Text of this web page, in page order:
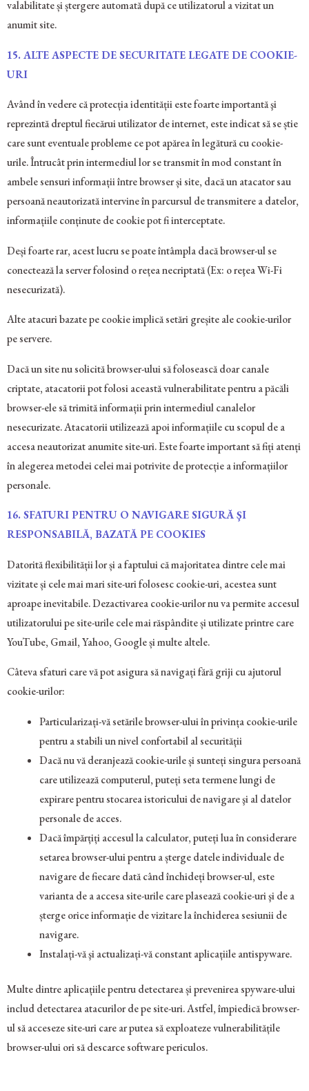
valabilitate și ștergere automată după ce utilizatorul a vizitat un
anumit site.
15. ALTE ASPECTE DE SECURITATE LEGATE DE COOKIE-
URI
Având în vedere că protecția identității este foarte importantă şi
reprezintă dreptul fiecărui utilizator de internet, este indicat să se știe
care sunt eventuale probleme ce pot apărea în legătură cu cookie-
urile. Întrucât prin intermediul lor se transmit în mod constant în
ambele sensuri informații între browser și site, dacă un atacator sau
persoană neautorizată intervine în parcursul de transmitere a datelor,
informațiile conținute de cookie pot fi interceptate.
Deși foarte rar, acest lucru se poate întâmpla dacă browser-ul se
conectează la server folosind o rețea necriptată (Ex: o reţea Wi-Fi
nesecurizată).
Alte atacuri bazate pe cookie implică setări greșite ale cookie-urilor
pe servere.
Dacă un site nu solicită browser-ului să folosească doar canale
criptate, atacatorii pot folosi această vulnerabilitate pentru a păcăli
browser-ele să trimită informații prin intermediul canalelor
nesecurizate. Atacatorii utilizează apoi informațiile cu scopul de a
accesa neautorizat anumite site-uri. Este foarte important să fiți atenți
în alegerea metodei celei mai potrivite de protecție a informațiilor
personale.
16. SFATURI PENTRU O NAVIGARE SIGURĂ ŞI
RESPONSABILĂ, BAZATĂ PE COOKIES
Datorită flexibilității lor și a faptului că majoritatea dintre cele mai
vizitate și cele mai mari site-uri folosesc cookie-uri, acestea sunt
aproape inevitabile. Dezactivarea cookie-urilor nu va permite accesul
utilizatorului pe site-urile cele mai răspândite și utilizate printre care
YouTube, Gmail, Yahoo, Google și multe altele.
Câteva sfaturi care vă pot asigura să navigați fără griji cu ajutorul
cookie-urilor:
Particularizați-vă setările browser-ului în privința cookie-urile
pentru a stabili un nivel confortabil al securității
Dacă nu vă deranjează cookie-urile și sunteți singura persoană
care utilizează computerul, puteți seta termene lungi de
expirare pentru stocarea istoricului de navigare şi al datelor
personale de acces.
Dacă împărțiți accesul la calculator, puteți lua în considerare
setarea browser-ului pentru a șterge datele individuale de
navigare de fiecare dată când închideți browser-ul, este
varianta de a accesa site-urile care plasează cookie-uri şi de a
șterge orice informație de vizitare la închiderea sesiunii de
navigare.
Instalați-vă şi actualizați-vă constant aplicațiile antispyware.
Multe dintre aplicațiile pentru detectarea și prevenirea spyware-ului
includ detectarea atacurilor de pe site-uri. Astfel, împiedică browser-
ul să acceseze site-uri care ar putea să exploateze vulnerabilitățile
browser-ului ori să descarce software periculos.